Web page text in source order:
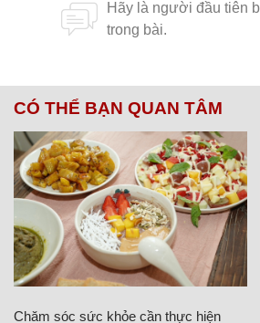
CÓ THỂ BẠN QUAN TÂM
Chăm sóc sức khỏe cần thực hiện